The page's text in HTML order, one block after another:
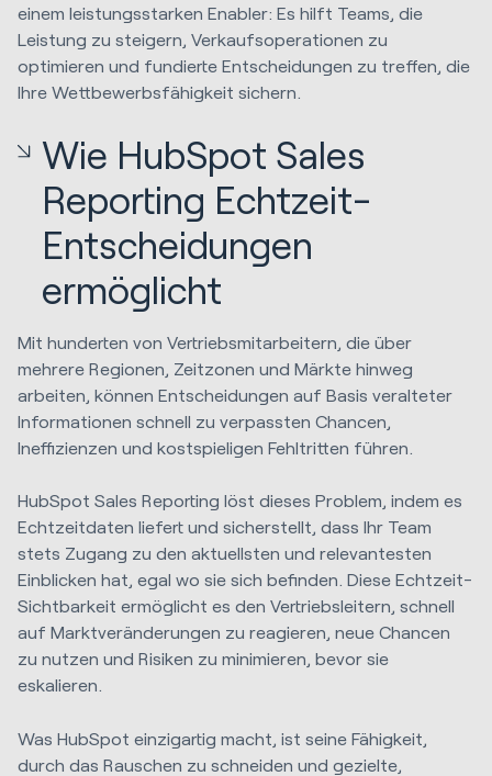
einem leistungsstarken Enabler: Es hilft Teams, die
Leistung zu steigern, Verkaufsoperationen zu
optimieren und fundierte Entscheidungen zu treffen, die
Ihre Wettbewerbsfähigkeit sichern.
Wie HubSpot Sales
Reporting Echtzeit-
Entscheidungen
ermöglicht
Mit hunderten von Vertriebsmitarbeitern, die über
mehrere Regionen, Zeitzonen und Märkte hinweg
arbeiten, können Entscheidungen auf Basis veralteter
Informationen schnell zu verpassten Chancen,
Ineffizienzen und kostspieligen Fehltritten führen.
HubSpot Sales Reporting löst dieses Problem, indem es
Echtzeitdaten liefert und sicherstellt, dass Ihr Team
stets Zugang zu den aktuellsten und relevantesten
Einblicken hat, egal wo sie sich befinden. Diese Echtzeit-
Sichtbarkeit ermöglicht es den Vertriebsleitern, schnell
auf Marktveränderungen zu reagieren, neue Chancen
zu nutzen und Risiken zu minimieren, bevor sie
eskalieren.
Was HubSpot einzigartig macht, ist seine Fähigkeit,
durch das Rauschen zu schneiden und gezielte,